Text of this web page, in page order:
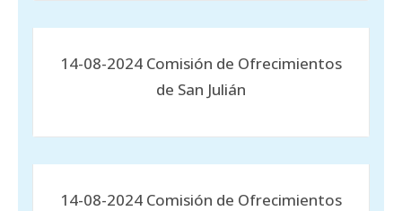
14-08-2024 Comisión de Ofrecimientos
de San Julián
14-08-2024 Comisión de Ofrecimientos